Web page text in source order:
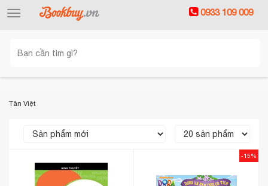
Toggle
0933 109 009
Tân Việt
-15%